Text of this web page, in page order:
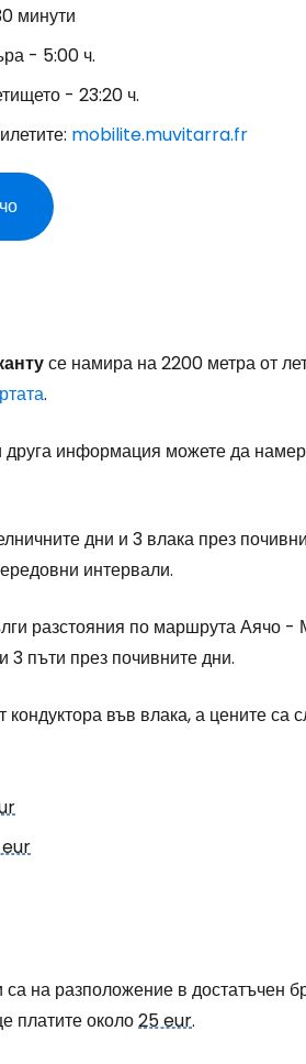
минути
- 5:00 ч.
- 23:20 ч.
mobilite.muvitarra.fr
се намира на 2200 метра от
.
друга информация можете да
дни и 3 влака през
интервали.
разстояния по маршрута
3 пъти през почивните дни.
кондуктора във влака, а цените са
eur
на разположение в достатъчен
платите около25 eur.